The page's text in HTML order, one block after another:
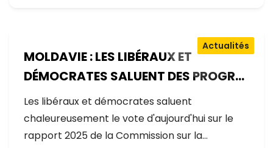
MOLDAVIE : LES LIBÉRAUX ET
DÉMOCRATES SALUENT DES PROGRÈS
EXCEPTIONNELS SUR LA VOIE DE
L'ADHÉSION À L'UE
Actualités
Les libéraux et démocrates saluent
chaleureusement le vote d'aujourd'hui sur le
rapport 2025 de la Commission sur la…